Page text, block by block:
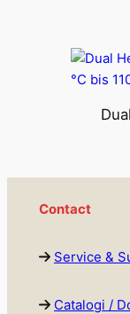
Contact
Service &
Catalogi /